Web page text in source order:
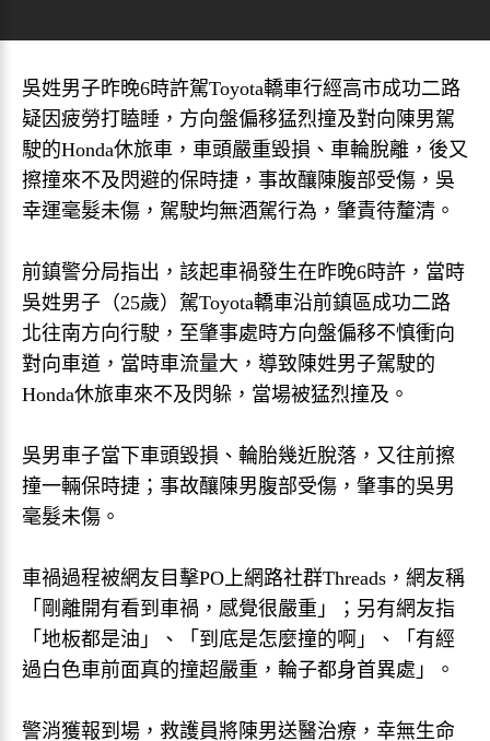
吳姓男子昨晚6時許駕Toyota轎車行經高市成功二路
疑因疲勞打瞌睡，方向盤偏移猛烈撞及對向陳男駕
駛的Honda休旅車，車頭嚴重毀損、車輪脫離，後又
擦撞來不及閃避的保時捷，事故釀陳腹部受傷，吳
幸運毫髮未傷，駕駛均無酒駕行為，肇責待釐清。
前鎮警分局指出，該起車禍發生在昨晚6時許，當時
吳姓男子（25歲）駕Toyota轎車沿前鎮區成功二路
北往南方向行駛，至肇事處時方向盤偏移不慎衝向
對向車道，當時車流量大，導致陳姓男子駕駛的
Honda休旅車來不及閃躲，當場被猛烈撞及。
吳男車子當下車頭毀損、輪胎幾近脫落，又往前擦
撞一輛保時捷；事故釀陳男腹部受傷，肇事的吳男
毫髮未傷。
車禍過程被網友目擊PO上網路社群Threads，網友稱
「剛離開有看到車禍，感覺很嚴重」；另有網友指
「地板都是油」、「到底是怎麼撞的啊」、「有經
過白色車前面真的撞超嚴重，輪子都身首異處」。
警消獲報到場，救護員將陳男送醫治療，幸無生命